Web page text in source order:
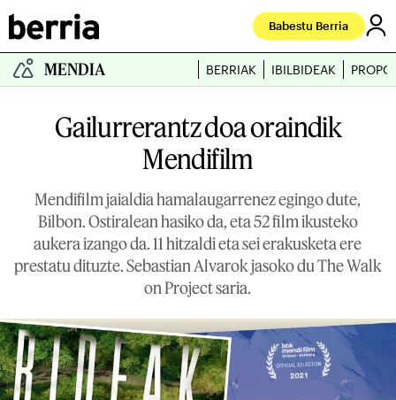
Babestu Berria
MENDIA BERRIAK IBILBIDEAK
Gailurrerantz doa oraindik
Mendifilm
Mendifilm jaialdia hamalaugarrenez egingo dute,
Bilbon. Ostiralean hasiko da, eta 52 film ikusteko
aukera izango da. 11 hitzaldi eta sei erakusketa ere
prestatu dituzte. Sebastian Alvarok jasoko du The Walk
on Project saria.